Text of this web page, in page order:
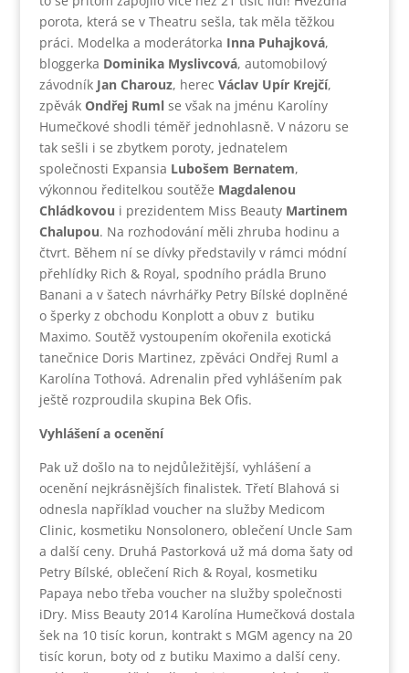
porota, která se v Theatru sešla, tak měla těžkou
práci. Modelka a moderátorka Inna Puhajková,
bloggerka Dominika Myslivcová, automobilový
závodník Jan Charouz, herec Václav Upír Krejčí,
zpěvák Ondřej Rumlse však na jménu Karolíny
Humečkové shodli téměř jednohlasně. V názoru se
tak sešli i se zbytkem poroty, jednatelem
společnosti Expansia Lubošem Bernatem,
výkonnou ředitelkou soutěže Magdalenou
Chládkovou i prezidentem Miss Beauty Martinem
Chalupou. Na rozhodování měli zhruba hodinu a
čtvrt. Během ní se dívky představily v rámci módní
přehlídky Rich & Royal, spodního prádla Bruno
Banani a v šatech návrhářky Petry Bílské doplněné
o šperky z obchodu Konplott a obuv z butiku
Maximo. Soutěž vystoupením okořenila exotická
tanečnice Doris Martinez, zpěváci Ondřej Ruml a
Karolína Tothová. Adrenalin před vyhlášením pak
ještě rozproudila skupina Bek Ofis.
Vyhlášení a ocenění
Pak už došlo na to nejdůležitější, vyhlášení a
ocenění nejkrásnějších finalistek. Třetí Blahová si
odnesla například voucher na služby Medicom
Clinic, kosmetiku Nonsolonero, oblečení Uncle Sam
a další ceny. Druhá Pastorková už má doma šaty od
Petry Bílské, oblečení Rich & Royal, kosmetiku
Papaya nebo třeba voucher na služby společnosti
iDry. Miss Beauty 2014 Karolína Humečková dostala
šek na 10 tisíc korun, kontrakt s MGM agency na 20
tisíc korun, boty od z butiku Maximo a další ceny.